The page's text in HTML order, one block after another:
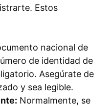
Estos
nacional de
de identidad de
Asegúrate de
y sea legible.
Normalmente, se